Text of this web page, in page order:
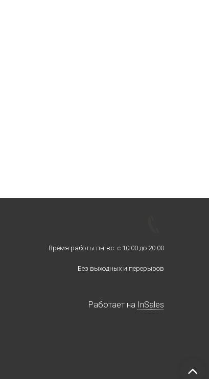
Время работы пн-вс: с 10.00 до 20.00
Без выходных и перерыров
Работает на InSales